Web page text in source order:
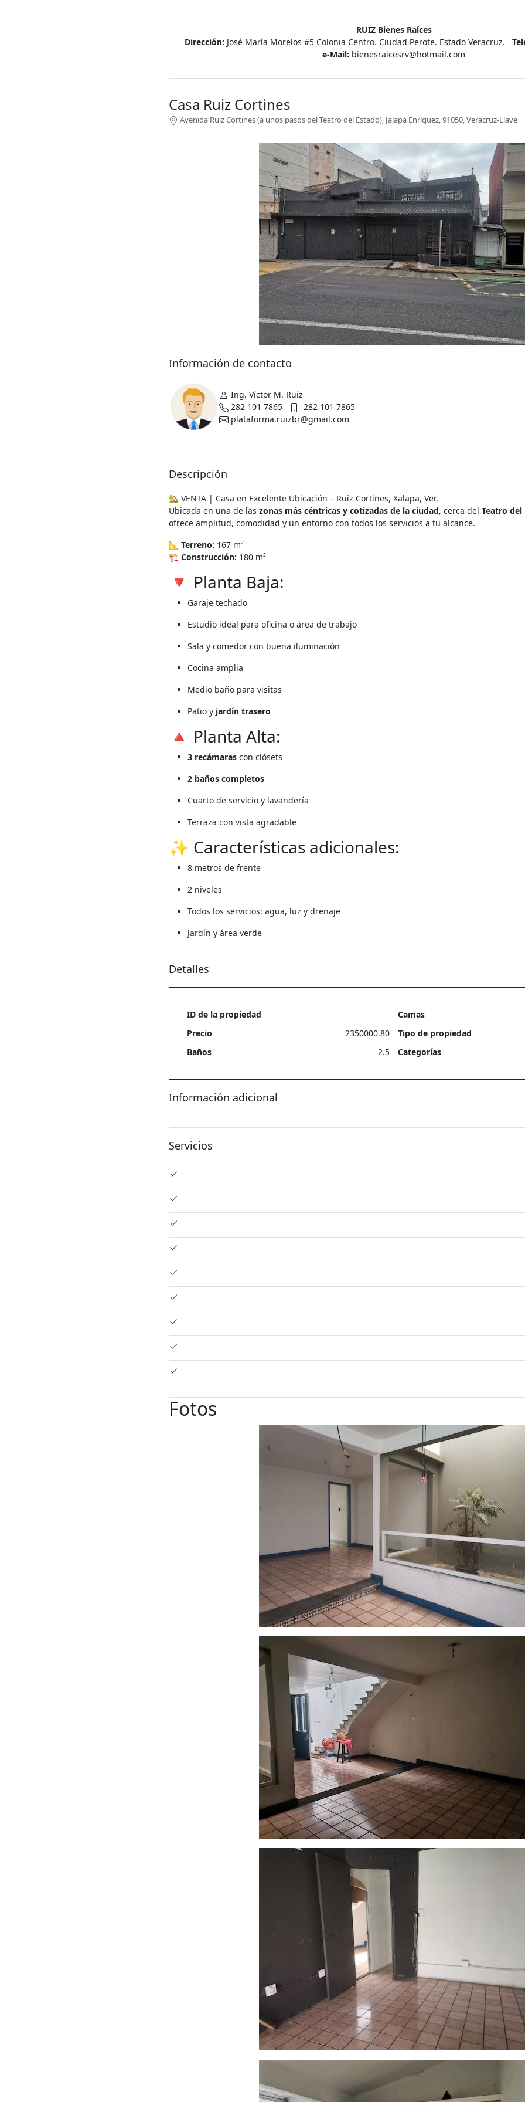
RUIZ Bienes Raíces
Dirección: José María Morelos #5 Colonia Centro. Ciudad Perote. Estado Veracruz.
e-Mail: bienesraicesrv@hotmail.com
Casa Ruiz Cortines
Avenida Ruiz Cortines (a unos pasos del Teatro del Estado), Jalapa Enríquez, 91050, Veracruz-Llave
Información de contacto
Ing. Víctor M. Ruíz
282 101 7865
282 101 7865
plataforma.ruizbr@gmail.com
Descripción
🏡 VENTA | Casa en Excelente Ubicación – Ruiz Cortines, Xalapa, Ver.
Ubicada en una de las zonas más céntricas y cotizadas de la ciudad, cerca del Teatro del
ofrece amplitud, comodidad y un entorno con todos los servicios a tu alcance.
📐 Terreno: 167 m²
🏗 Construcción: 180 m²
🔻 Planta Baja:
Garaje techado
Estudio ideal para oficina o área de trabajo
Sala y comedor con buena iluminación
Cocina amplia
Medio baño para visitas
Patio y jardín trasero
🔺 Planta Alta:
3 recámaras con clósets
2 baños completos
Cuarto de servicio y lavandería
Terraza con vista agradable
✨ Características adicionales:
8 metros de frente
2 niveles
Todos los servicios: agua, luz y drenaje
Jardín y área verde
Detalles
ID de la propiedad
Precio
2350000.80
Baños
2.5
Camas
Tipo de propiedad
Categorías
Información adicional
Servicios
Fotos